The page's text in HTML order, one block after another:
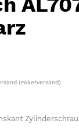
(Paketversand)